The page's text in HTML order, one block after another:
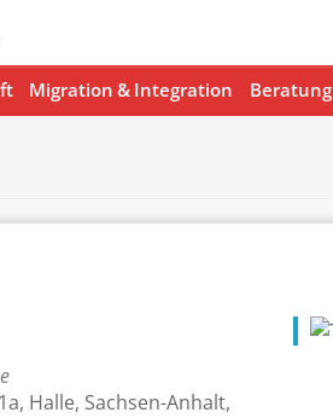
Migration & Integration Beratung
Halle, Sachsen-Anhalt,